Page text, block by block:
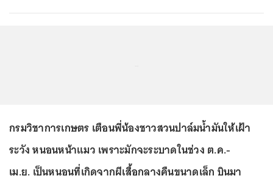
กรมวิชาการเกษตร เตือนพี่น้องชาวสวนปาล์มน้ำมันให้เฝ้า
ระวัง หนอนหน้าแมว เพราะมักจะระบาดในช่วง ต.ค.-
เม.ย. เป็นหนอนที่เกิดจากผีเสื้อกลางคืนขนาดเล็ก บินมา